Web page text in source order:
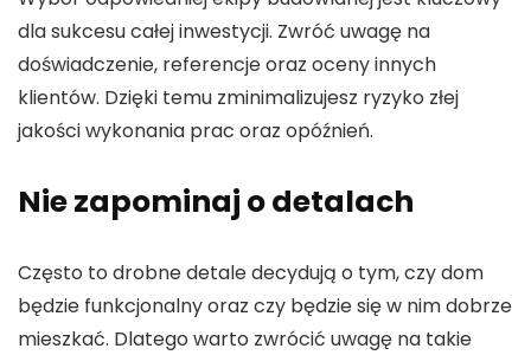
dla sukcesu całej inwestycji. Zwróć uwagę na
doświadczenie, referencje oraz oceny innych
klientów. Dzięki temu zminimalizujesz ryzyko złej
jakości wykonania prac oraz opóźnień.
Nie zapominaj o detalach
Często to drobne detale decydują o tym, czy dom
będzie funkcjonalny oraz czy będzie się w nim dobrze
mieszkać. Dlatego warto zwrócić uwagę na takie